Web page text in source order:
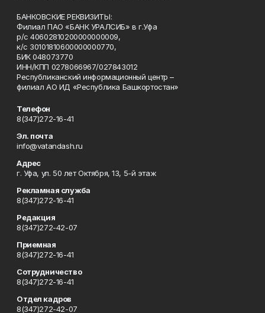
БАНКОВСКИЕ РЕКВИЗИТЫ:
Филиал ПАО «БАНК УРАЛСИБ» в г.Уфа
р/с 40602810200000000009,
к/с 30101810600000000770,
БИК 048073770
ИНН/КПП 0278066967/027843012
Республиканский информационный центр –
филиал АО ИД «Республика Башкортостан»
Телефон
8(347)272-16-41
Эл. почта
info@vatandash.ru
Адрес
г. Уфа, ул. 50 лет Октября, 13, 5-й этаж
Рекламная служба
8(347)272-16-41
Редакция
8(347)272-42-07
Приемная
8(347)272-16-41
Сотрудничество
8(347)272-16-41
Отдел кадров
8(347)272-42-07